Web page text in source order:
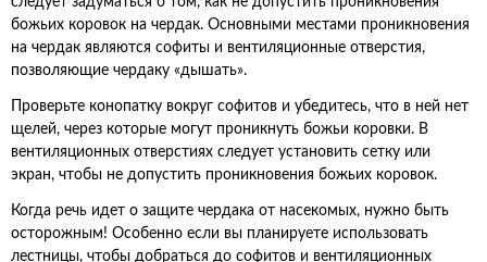
божьих коровок на чердак. Основными местами проникновения
на чердак являются софиты и вентиляционные отверстия,
позволяющие чердаку «дышать».
Проверьте конопатку вокруг софитов и убедитесь, что в ней нет
щелей, через которые могут проникнуть божьи коровки. В
вентиляционных отверстиях следует установить сетку или
экран, чтобы не допустить проникновения божьих коровок.
Когда речь идет о защите чердака от насекомых, нужно быть
осторожным! Особенно если вы планируете использовать
лестницы, чтобы добраться до софитов и вентиляционных